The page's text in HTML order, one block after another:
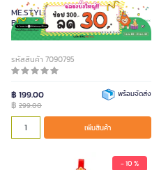
ME.STYLE กระดาน LCD Multi รุ่น
BB1607C ลายไดโนเสาร์ สีฟ้า ขนาด 8.5
นิ้ว
รหัสสินค้า 7090795
฿ 199.00
฿ 299.00
พร้อมจัดส่ง
เพิ่มสินค้า
- 10 %